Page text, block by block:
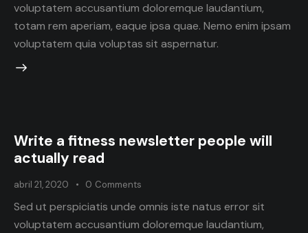
voluptatem accusantium doloremque laudantium,
totam rem aperiam, eaque ipsa quae. Nemo enim ipsam
voluptatem quia voluptas sit aspernatur.
Write a fitness newsletter people will
actually read
abril 21, 2020 0 Comments
Sed ut perspiciatis unde omnis iste natus error sit
voluptatem accusantium doloremque laudantium,